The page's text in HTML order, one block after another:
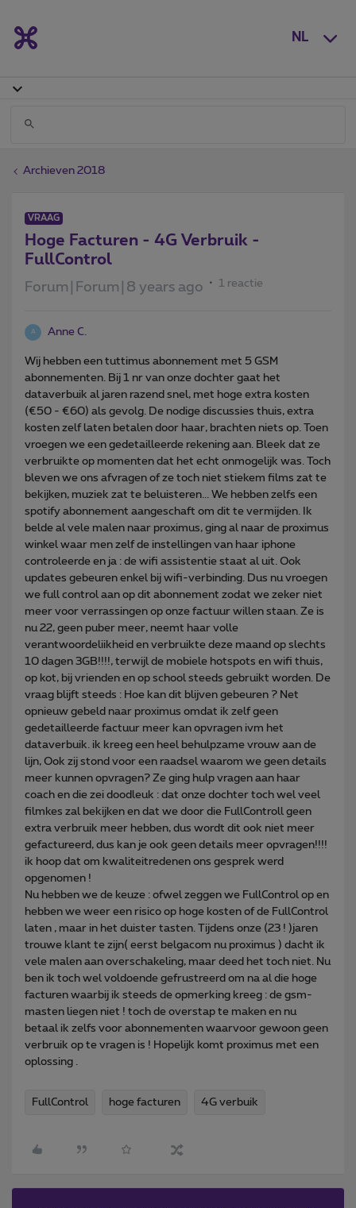
NL
Archieven 2018
VRAAG
Hoge Facturen - 4G Verbruik -
FullControl
Forum|Forum|8 years ago 1 reactie
A Anne C.
Wij hebben een tuttimus abonnement met 5 GSM
abonnementen. Bij 1 nr van onze dochter gaat het
dataverbuik al jaren razend snel, met hoge extra kosten
(€50 - €60) als gevolg. De nodige discussies thuis, extra
kosten zelf laten betalen door haar, brachten niets op. Toen
vroegen we een gedetailleerde rekening aan. Bleek dat ze
verbruikte op momenten dat het echt onmogelijk was. Toch
bleven we ons afvragen of ze toch niet stiekem films zat te
bekijken, muziek zat te beluisteren... We hebben zelfs een
spotify abonnement aangeschaft om dit te vermijden. Ik
belde al vele malen naar proximus, ging al naar de proximus
winkel waar men zelf de instellingen van haar iphone
controleerde en ja : de wifi assistentie staat al uit. Ook
updates gebeuren enkel bij wifi-verbinding. Dus nu vroegen
we full control aan op dit abonnement zodat we zeker niet
meer voor verrassingen op onze factuur willen staan. Ze is
nu 22, geen puber meer, neemt haar volle
verantwoordeliikheid en verbruikte deze maand op slechts
10 dagen 3GB!!!!, terwijl de mobiele hotspots en wifi thuis,
op kot, bij vrienden en op school steeds gebruikt worden. De
vraag blijft steeds : Hoe kan dit blijven gebeuren ? Net
opnieuw gebeld naar proximus omdat ik zelf geen
gedetailleerde factuur meer kan opvragen ivm het
dataverbuik. ik kreeg een heel behulpzame vrouw aan de
lijn, Ook zij stond voor een raadsel waarom we geen details
meer kunnen opvragen? Ze ging hulp vragen aan haar
coach en die zei doodleuk : dat onze dochter toch wel veel
filmkes zal bekijken en dat we door die FullControll geen
extra verbruik meer hebben, dus wordt dit ook niet meer
gefactureerd, dus kan je ook geen details meer opvragen!!!!
ik hoop dat om kwaliteitredenen ons gesprek werd
opgenomen !
Nu hebben we de keuze : ofwel zeggen we FullControl op en
hebben we weer een risico op hoge kosten of de FullControl
laten , maar in het duister tasten. Tijdens onze (23 ! )jaren
trouwe klant te zijn( eerst belgacom nu proximus ) dacht ik
vele malen aan overschakeling, maar deed het toch niet. Nu
ben ik toch wel voldoende gefrustreerd om na al die hoge
facturen waarbij ik steeds de opmerking kreeg : de gsm-
masten liegen niet ! toch de overstap te maken en nu
betaal ik zelfs voor abonnementen waarvoor gewoon geen
verbruik op te vragen is ! Hopelijk komt proximus met een
oplossing .
FullControl hoge facturen 4G verbuik